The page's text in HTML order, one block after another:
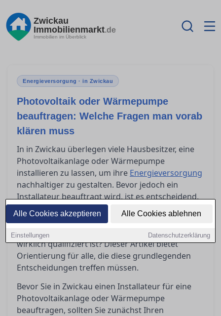
Alle Cookies akzeptieren Alle Cookies ablehnen
Einstellungen Datenschutzerklärung
Zwickau
Immobilienmarkt.de
Immobilien im Überblick
Energieversorgung · in Zwickau
Photovoltaik oder Wärmepumpe
beauftragen: Welche Fragen man vorab
klären muss
In in Zwickau überlegen viele Hausbesitzer, eine
Photovoltaikanlage oder Wärmepumpe
installieren zu lassen, um ihre Energieversorgung
nachhaltiger zu gestalten. Bevor jedoch ein
Installateur beauftragt wird, ist es entscheidend,
einige grundlegende Fragen zu klären: Welche
Unterlagen und Angebote sollten eingeholt
werden? Wie lässt sich feststellen, ob ein Betrieb
wirklich qualifiziert ist? Dieser Artikel bietet
Orientierung für alle, die diese grundlegenden
Entscheidungen treffen müssen.
Bevor Sie in Zwickau einen Installateur für eine
Photovoltaikanlage oder Wärmepumpe
beauftragen, sollten Sie zunächst Ihren